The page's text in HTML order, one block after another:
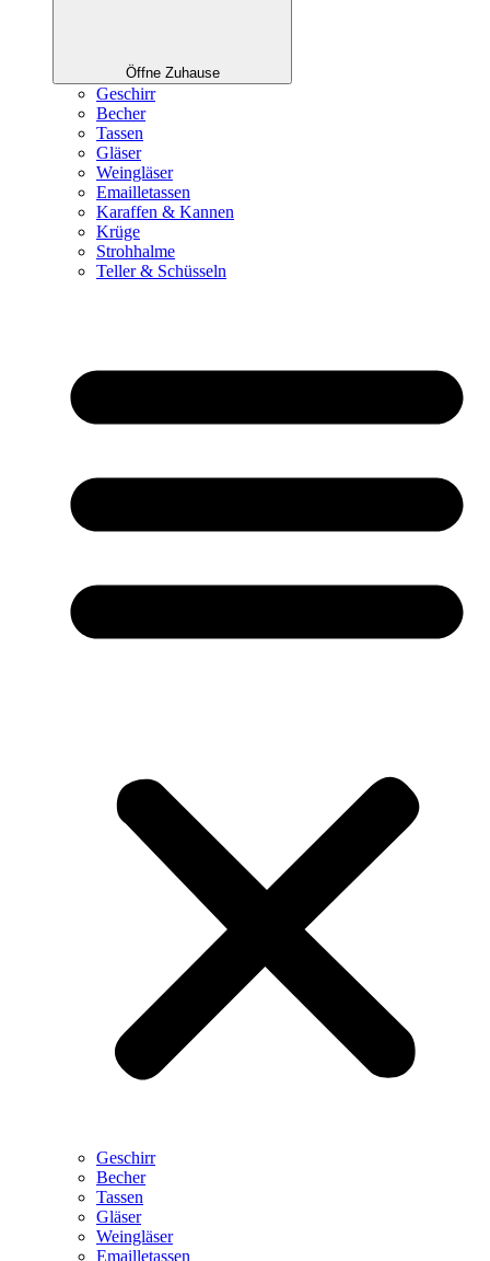
Öffne Zuhause
Geschirr
Becher
Tassen
Gläser
Weingläser
Emailletassen
Karaffen & Kannen
Krüge
Strohhalme
Teller & Schüsseln
Geschirr
Becher
Tassen
Gläser
Weingläser
Emailletassen